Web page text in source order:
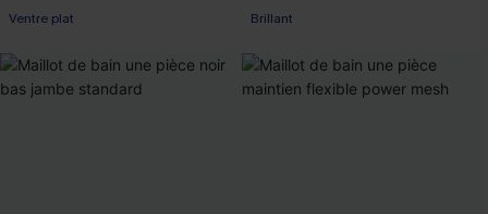
Ventre plat Brillant